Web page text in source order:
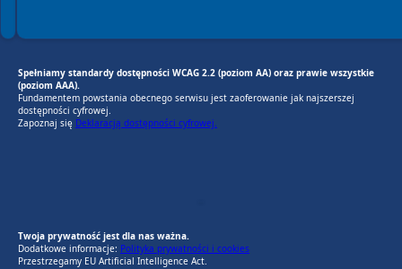
Spełniamy standardy dostępności WCAG 2.2 (poziom AA) oraz prawie wszystkie
(poziom AAA).
Fundamentem powstania obecnego serwisu jest zaoferowanie jak najszerszej
dostępności cyfrowej.
Zapoznaj się Deklaracją dostępności cyfrowej.
Twoja prywatność jest dla nas ważna.
Dodatkowe informacje: Polityka prywatności i cookies
Przestrzegamy EU Artificial Intelligence Act.